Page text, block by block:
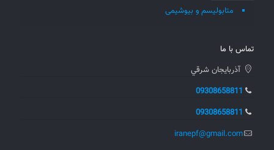
متابولیسم و بیوشیمی
تماس با ما
آذربايجان شرقي
09308658811
09308658811
iranepf@gmail.com